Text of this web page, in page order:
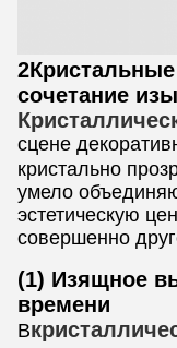
сочетание
сцене
кристально
умело
эстетическую
совершенно
(1) Изящное
времени
В